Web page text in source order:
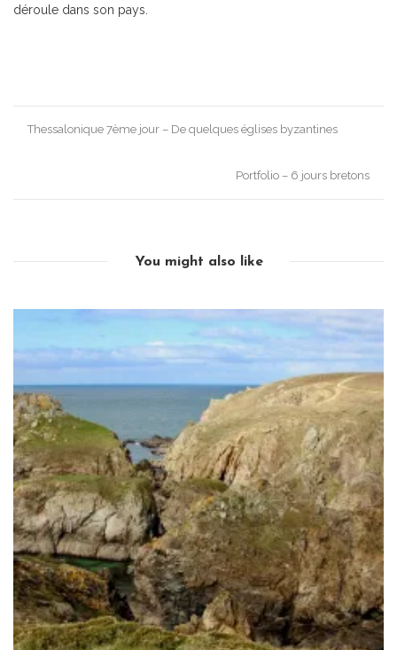
déroule dans son pays.
Post
Thessalonique 7ème jour – De quelques églises byzantines
Portfolio – 6 jours bretons
You might also like